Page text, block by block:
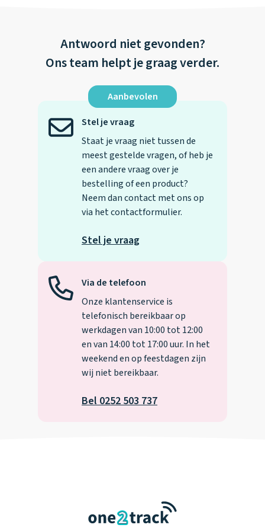
Antwoord niet gevonden?
Ons team helpt je graag verder.
Via de telefoon
Onze klantenservice is
telefonisch bereikbaar op
werkdagen van 10:00 tot 12:00
en van 14:00 tot 17:00 uur. In het
weekend en op feestdagen zijn
wij niet bereikbaar.
Bel 0252 503 737
Aanbevolen
Stel je vraag
Staat je vraag niet tussen de
meest gestelde vragen, of heb je
een andere vraag over je
bestelling of een product?
Neem dan contact met ons op
via het contactformulier.
Stel je vraag